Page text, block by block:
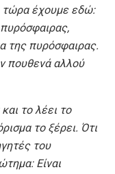
τώρα έχουμε εδώ:
της πυρόσφαιρας.
πουθενά αλλού
το λέει το
το ξέρει. Ότι
του
Είναι